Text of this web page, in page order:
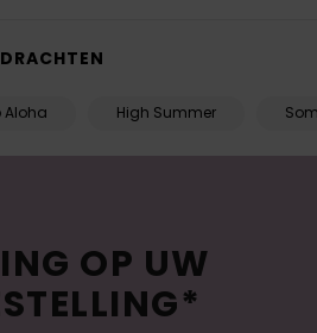
Aloha High Summer
OP UW